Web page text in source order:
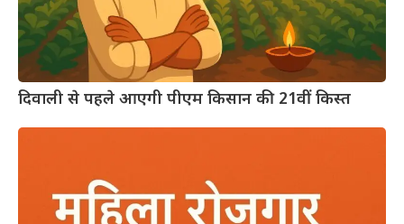
दिवाली से पहले आएगी पीएम किसान की 21वीं किस्त